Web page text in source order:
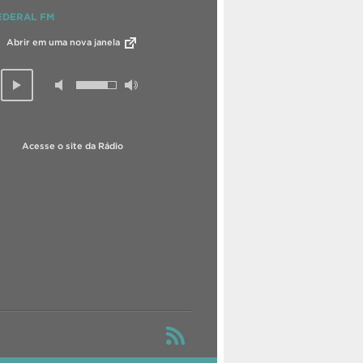
FM
Abrir em uma nova janela
Acesse o site da Rádio